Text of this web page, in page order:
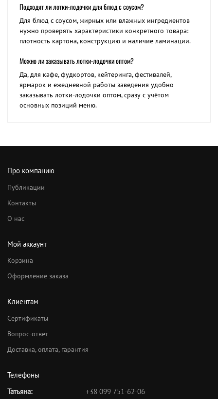
Подходят ли лотки-лодочки для блюд с соусом?
Для блюд с соусом, жирных или влажных ингредиентов
нужно проверять характеристики конкретного товара:
плотность картона, конструкцию и наличие ламинации.
Можно ли заказывать лотки-лодочки оптом?
Да, для кафе, фудкортов, кейтеринга, фестивалей,
ярмарок и ежедневной работы заведения удобно
заказывать лотки-лодочки оптом, сразу с учётом
основных позиций меню.
Про компанию
Публикации
Контакты
О нас
Мой аккаунт
Корзина
Оформление заказа
Клиентам
Сертификаты
Вопрос-ответ
Доставка, оплата, гарантия
Телефоны
Татьяна:
+38 099 751-62-06